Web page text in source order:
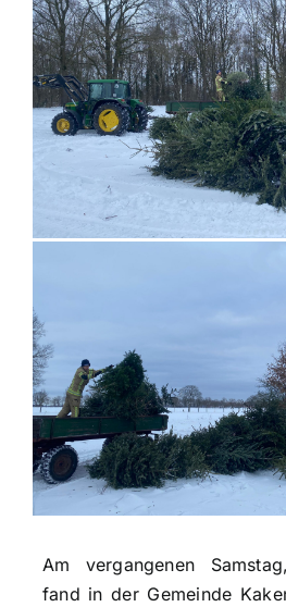
Am vergangenen
fand in der Gemeinde